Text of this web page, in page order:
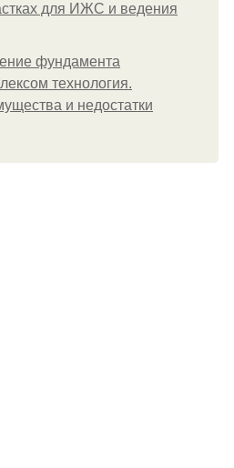
для ИЖС и ведения
фундамента
технология.
и недостатки